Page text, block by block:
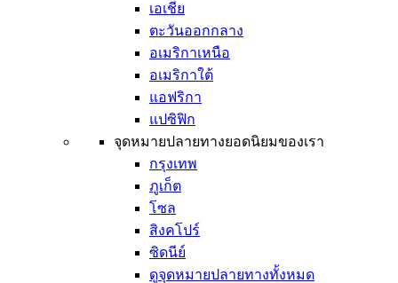
เอเชีย
ตะวันออกกลาง
อเมริกาเหนือ
อเมริกาใต้
แอฟริกา
แปซิฟิก
จุดหมายปลายทางยอดนิยมของเรา
กรุงเทพ
ภูเก็ต
โซล
สิงคโปร์
ซิดนีย์
ดูจุดหมายปลายทางทั้งหมด